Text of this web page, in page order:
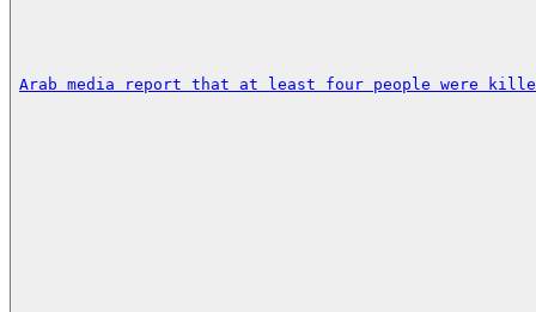
Arab media report that at least four people were